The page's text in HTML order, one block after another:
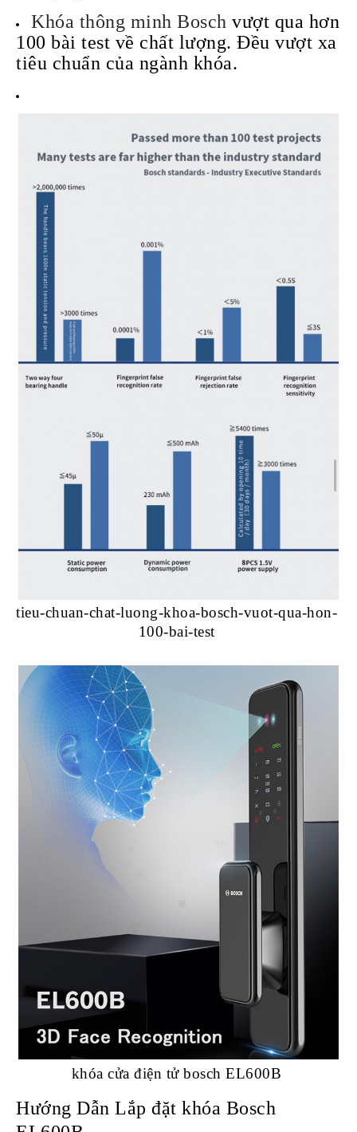
Khóa thông minh Bosch vượt qua hơn
100 bài test về chất lượng. Đều vượt xa
tiêu chuẩn của ngành khóa.
tieu-chuan-chat-luong-khoa-bosch-vuot-qua-hon-
100-bai-test
khóa cửa điện tử bosch EL600B
Hướng Dẫn Lắp đặt khóa Bosch